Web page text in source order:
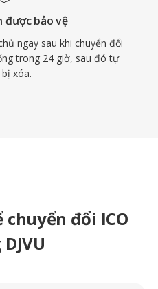
được bảo vệ
ngay sau khi chuyển đổi
trong 24 giờ, sau đó tự
xóa.
chuyển đổi ICO